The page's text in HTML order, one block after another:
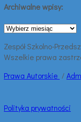
Archiwalne wpisy:
Archiwalne
Zespół Szkolno-
Wszelkie prawa
Prawa Autorskie /
Polityka prywatności